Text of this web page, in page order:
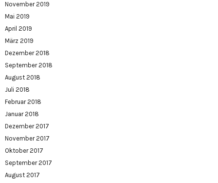
November 2019
Mai 2019
April 2019
März 2019
Dezember 2018
September 2018
August 2018
Juli 2018
Februar 2018
Januar 2018
Dezember 2017
November 2017
Oktober 2017
September 2017
August 2017